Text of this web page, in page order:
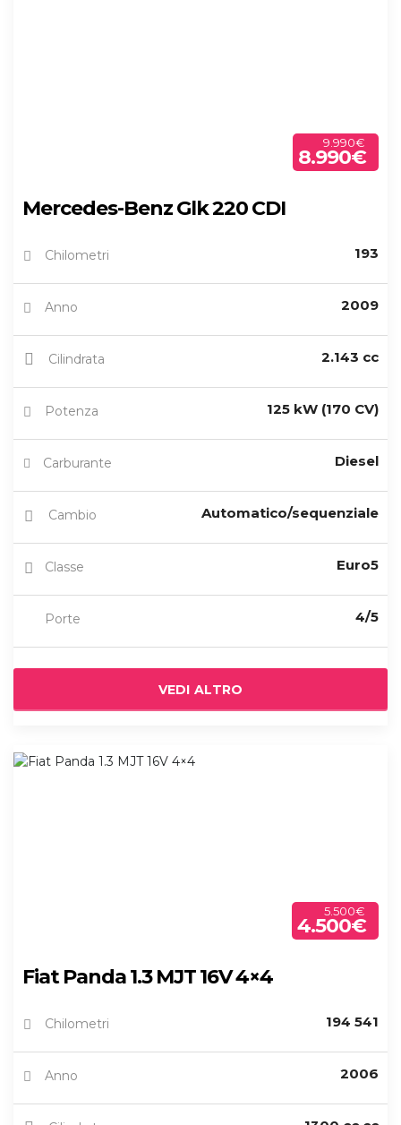
9.990€
8.990€
Mercedes-Benz Glk 220 CDI
Chilometri 193
Anno 2009
Cilindrata 2.143 cc
Potenza 125 kW (170 CV)
Carburante Diesel
Cambio Automatico/sequenziale
Classe Euro5
Porte 4/5
VEDI ALTRO
5.500€
4.500€
Fiat Panda 1.3 MJT 16V 4×4
Chilometri 194 541
Anno 2006